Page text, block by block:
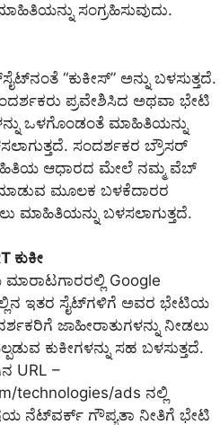
ಸಂಗ್ರಹಿಸುವುದು.
“ಕುಕೀಸ್” ಅನ್ನು ಬಳಸುತ್ತದೆ.
ಪ್ರವೇಶಿಸಿದ ಅಥವಾ ಭೇಟಿ
ಒಳಗೊಂಡಂತೆ ಮಾಹಿತಿಯನ್ನು
ಸಂದರ್ಶಕರ ಬ್ರೌಸರ್
ಆಧಾರದ ಮೇಲೆ ನಮ್ಮ ವೆಬ್
ಮೂಲಕ ಬಳಕೆದಾರರ
ಮಾಹಿತಿಯನ್ನು ಬಳಸಲಾಗುತ್ತದೆ.
ಕುಕೀ
Google
ಇತರ ಸೈಟ್‌ಗಳಿಗೆ ಅವರ ಭೇಟಿಯ
ಜಾಹೀರಾತುಗಳನ್ನು ನೀಡಲು
ಕುಕೀಗಳನ್ನು ಸಹ ಬಳಸುತ್ತದೆ.
URL –
technologies/ads ನಲ್ಲಿ
ನೆಟ್‌ವರ್ಕ್ ಗೌಪ್ಯತಾ ನೀತಿಗೆ ಭೇಟಿ